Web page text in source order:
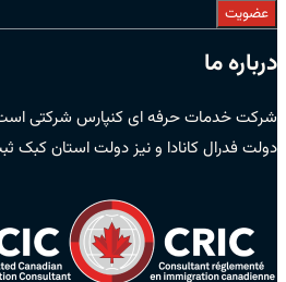
عضویت
درباره ما
شرکت خدمات حرفه ای کنپارس شرکتی است
دولت فدرال کانادا و نیز دولت استان کبک